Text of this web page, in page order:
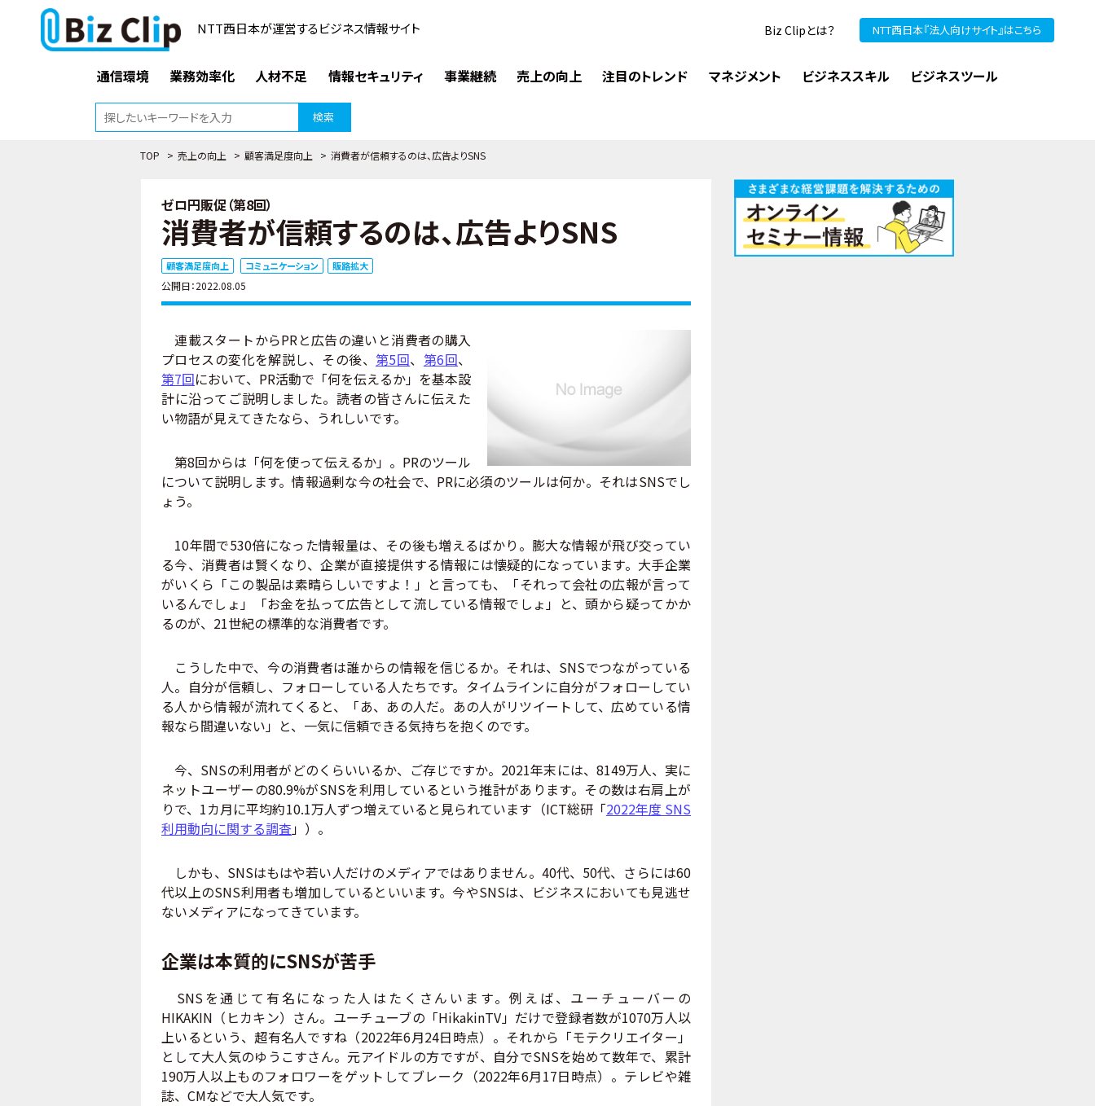
NTT西日本が運営するビジネス情報サイト Biz Clipとは？ NTT西日本『法人向けサイト』はこちら
通信環境 業務効率化 人材不足 情報セキュリティ 事業継続 売上の向上 注目のトレンド マネジメント ビジネススキル ビジネスツール
検索
TOP > 売上の向上 > 顧客満足度向上 > 消費者が信頼するのは、広告よりSNS
ゼロ円販促（第8回）
消費者が信頼するのは、広告よりSNS
顧客満足度向上 コミュニケーション 販路拡大
公開日：2022.08.05
連載スタートからPRと広告の違いと消費者の購入
プロセスの変化を解説し、その後、 第5回、 第6回、
第7回において、PR活動で「何を伝えるか」を基本設
計に沿ってご説明しました。読者の皆さんに伝えた
い物語が見えてきたなら、うれしいです。
第8回からは「何を使って伝えるか」。PRのツール
について説明します。情報過剰な今の社会で、PRに必須のツールは何か。それはSNSでし
ょう。
10年間で530倍になった情報量は、その後も増えるばかり。膨大な情報が飛び交ってい
る今、消費者は賢くなり、企業が直接提供する情報には懐疑的になっています。大手企業
がいくら「この製品は素晴らしいですよ！」と言っても、「それって会社の広報が言って
いるんでしょ」「お金を払って広告として流している情報でしょ」と、頭から疑ってかか
るのが、21世紀の標準的な消費者です。
こうした中で、今の消費者は誰からの情報を信じるか。それは、SNSでつながっている
人。自分が信頼し、フォローしている人たちです。タイムラインに自分がフォローしてい
る人から情報が流れてくると、「あ、あの人だ。あの人がリツイートして、広めている情
報なら間違いない」と、一気に信頼できる気持ちを抱くのです。
今、SNSの利用者がどのくらいいるか、ご存じですか。2021年末には、8149万人、実に
ネットユーザーの80.9%がSNSを利用しているという推計があります。その数は右肩上が
りで、1カ月に平均約10.1万人ずつ増えていると見られています（ICT総研「2022年度 SNS
利用動向に関する調査」）。
しかも、SNSはもはや若い人だけのメディアではありません。40代、50代、さらには60
代以上のSNS利用者も増加しているといいます。今やSNSは、ビジネスにおいても見逃せ
ないメディアになってきています。
企業は本質的にSNSが苦手
SNSを通じて有名になった人はたくさんいます。例えば、ユーチューバーの
HIKAKIN（ヒカキン）さん。ユーチューブの「HikakinTV」だけで登録者数が1070万人以
上いるという、超有名人ですね（2022年6月24日時点）。それから「モテクリエイター」
として大人気のゆうこすさん。元アイドルの方ですが、自分でSNSを始めて数年で、累計
190万人以上ものフォロワーをゲットしてブレーク（2022年6月17日時点）。テレビや雑
誌、CMなどで大人気です。